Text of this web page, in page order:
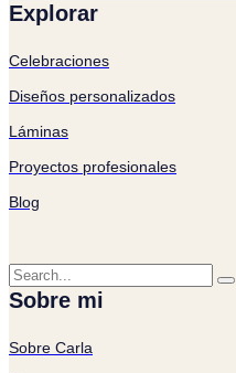
Explorar
Celebraciones
Diseños personalizados
Láminas
Proyectos profesionales
Blog
Sobre mi
Sobre Carla